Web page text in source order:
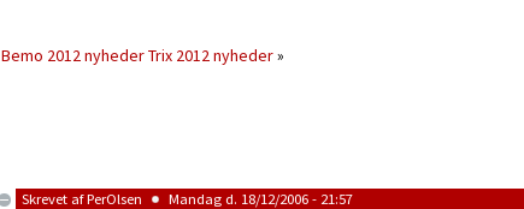
Bemo 2012 nyhederTrix 2012 nyheder»
Skrevet afPerOlsen Mandag d. 18/12/2006 - 21:57